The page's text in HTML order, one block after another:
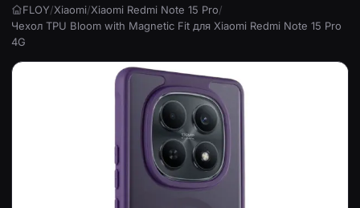
FLOY/Xiaomi/Xiaomi Redmi Note 15 Pro/
Чехол TPU Bloom with Magnetic Fit для Xiaomi Redmi Note 15 Pro
4G